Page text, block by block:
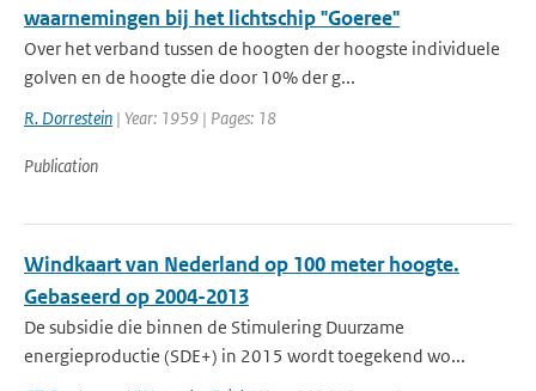
waarnemingen bij het lichtschip "Goeree"
Over het verband tussen de hoogten der hoogste individuele
golven en de hoogte die door 10% der g...
R. Dorrestein | Year: 1959 | Pages: 18
Publication
Windkaart van Nederland op 100 meter hoogte.
Gebaseerd op 2004-2013
De subsidie die binnen de Stimulering Duurzame
energieproductie (SDE+) in 2015 wordt toegekend wo...